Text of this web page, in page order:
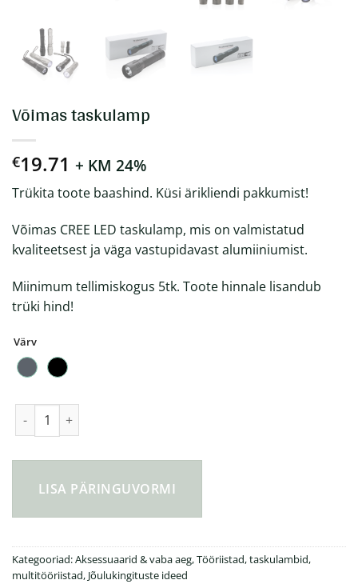
Võimas taskulamp
€19.71 + KM 24%
Trükita toote baashind. Küsi ärikliendi pakkumist!
Võimas CREE LED taskulamp, mis on valmistatud
kvaliteetsest ja väga vastupidavast alumiiniumist.
Miinimum tellimiskogus 5tk. Toote hinnale lisandub
trüki hind!
Värv
LISA PÄRINGUVORMI
Kategooriad:Aksessuaarid & vaba aeg,Tööriistad, taskulambid,
multitööriistad, Jõulukingituste ideed